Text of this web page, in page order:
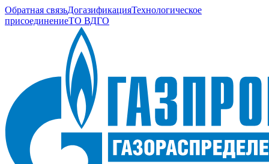
Обратная связьДогазификацияТехнологическое
присоединениеТО ВДГО